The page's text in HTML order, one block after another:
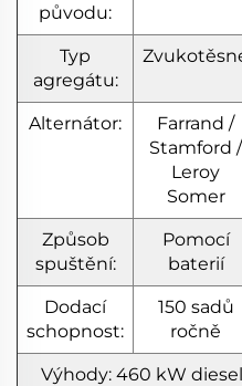
původu:
Typ
agregátu:
Alternátor:
Farrand /
Stamford /
Leroy
Somer
Způsob
spuštění:
Pomocí
baterií
Dodací
schopnost:
150 sadů
ročně
Výhody: 460 kW